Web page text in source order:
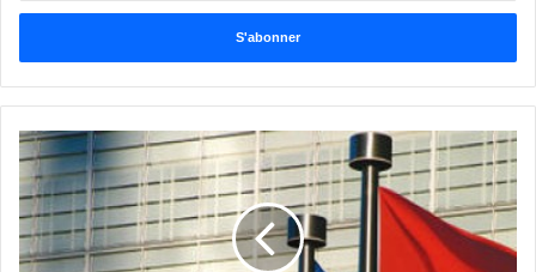
adresse